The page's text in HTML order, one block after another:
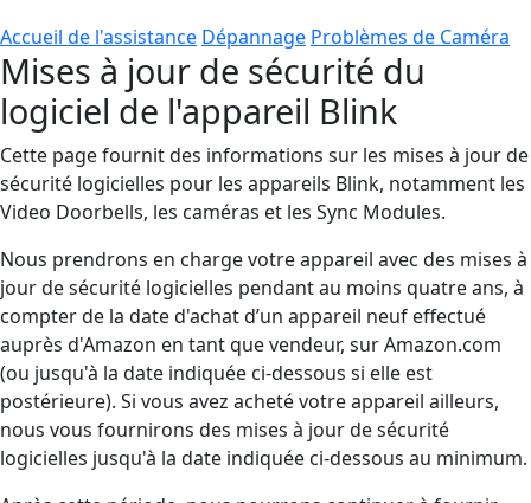
Accueil de l'assistance Dépannage Problèmes de Caméra
Mises à jour de sécurité du
logiciel de l'appareil Blink
Cette page fournit des informations sur les mises à jour de
sécurité logicielles pour les appareils Blink, notamment les
Video Doorbells, les caméras et les Sync Modules.
Nous prendrons en charge votre appareil avec des mises à
jour de sécurité logicielles pendant au moins quatre ans, à
compter de la date d'achat d’un appareil neuf effectué
auprès d'Amazon en tant que vendeur, sur Amazon.com
(ou jusqu'à la date indiquée ci-dessous si elle est
postérieure). Si vous avez acheté votre appareil ailleurs,
nous vous fournirons des mises à jour de sécurité
logicielles jusqu'à la date indiquée ci-dessous au minimum.